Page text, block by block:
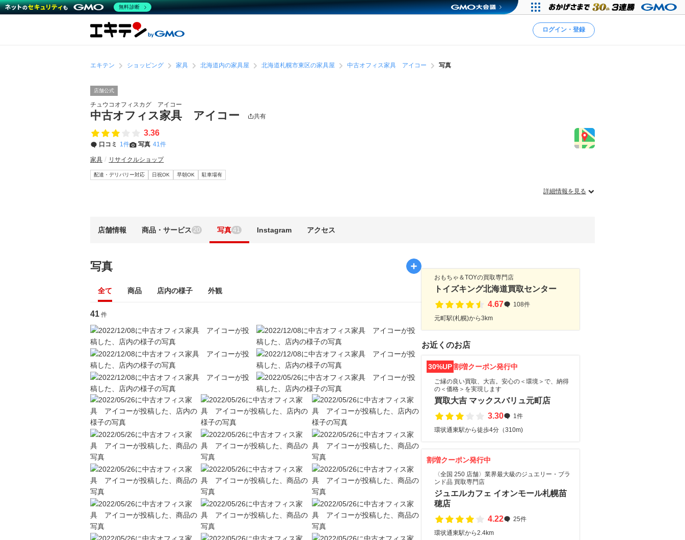
ログイン・登録
エキテン ショッピング 家具 北海道内の家具屋 北海道札幌市東区の家具屋 中古オフィス家具 アイコー 写真
店舗公式
チュウコオフィスカグ アイコー
中古オフィス家具 アイコー 共有
3.36
口コミ 1件 写真 41件
家具 リサイクルショップ
配達・デリバリー対応 日祝OK 早朝OK 駐車場有
詳細情報を見る
店舗情報 商品・サービス 20 写真 41 Instagram アクセス
写真
全て 商品 店内の様子 外観
41 件
おもちゃ＆TOYの買取専門店
トイズキング北海道買取センター
4.67
108件
元町駅(札幌)から3km
お近くのお店
30%UP割増クーポン発行中
ご縁の良い買取、大吉。安心の＜環境＞で、納得
の＜価格＞を実現します
買取大吉 マックスバリュ元町店
3.30
1件
環状通東駅から徒歩4分（310m)
割増クーポン発行中
〈全国 250 店舗〉業界最大級のジュエリー・ブラ
ンド品 買取専門店
ジュエルカフェ イオンモール札幌苗
穂店
4.22
25件
環状通東駅から2.4km
無料診断